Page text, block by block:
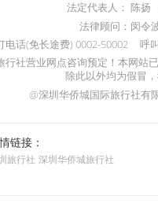
法定代表人： 陈扬
法律顾问： 闵令
电话(免长途费) 0002-50002 呼
社营业网点咨询预定！本网站
除此以外均为假冒
@深圳华侨城国际旅行社有
链接：
旅行社 深圳华侨城旅行社